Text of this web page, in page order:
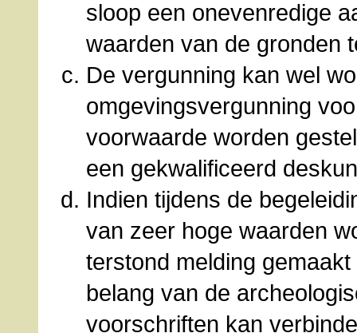
sloop een onevenredige
waarden van de gronden
De vergunning kan wel
omgevingsvergunning
voorwaarde worden
een gekwalificeerd
Indien tijdens de
van zeer hoge waarden
terstond melding
belang van de
voorschriften kan